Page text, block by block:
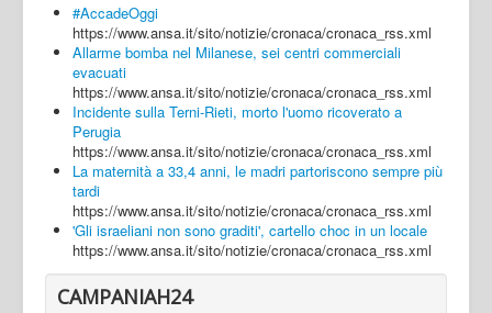
Napoli
Salerno
Login
#AccadeOggi
https://www.ansa.it/sito/notizie/cronaca/cronaca_rss.xml
Allarme bomba nel Milanese, sei centri commerciali
evacuati
https://www.ansa.it/sito/notizie/cronaca/cronaca_rss.xml
Incidente sulla Terni-Rieti, morto l'uomo ricoverato a
Perugia
https://www.ansa.it/sito/notizie/cronaca/cronaca_rss.xml
La maternità a 33,4 anni, le madri partoriscono sempre più
tardi
https://www.ansa.it/sito/notizie/cronaca/cronaca_rss.xml
'Gli israeliani non sono graditi', cartello choc in un locale
https://www.ansa.it/sito/notizie/cronaca/cronaca_rss.xml
CAMPANIAH24